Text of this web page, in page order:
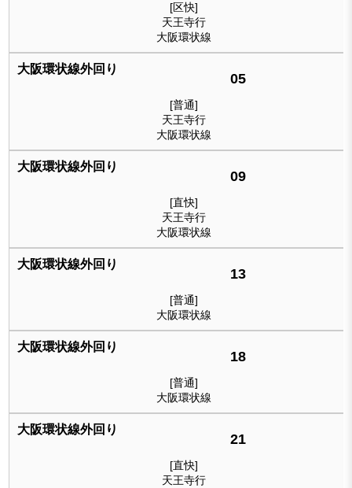
[区快]
天王寺行
大阪環状線
05
[普通]
天王寺行
大阪環状線
09
[直快]
天王寺行
大阪環状線
13
[普通]
大阪環状線
18
[普通]
大阪環状線
21
[直快]
天王寺行